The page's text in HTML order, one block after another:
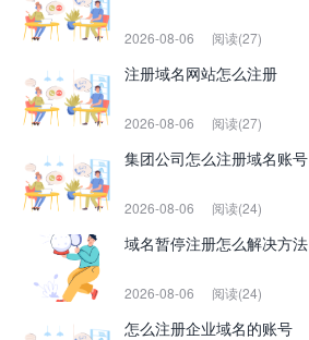
2026-08-06 阅读(27)
注册域名网站怎么注册
2026-08-06 阅读(27)
集团公司怎么注册域名账号
2026-08-06 阅读(24)
域名暂停注册怎么解决方法
2026-08-06 阅读(24)
怎么注册企业域名的账号